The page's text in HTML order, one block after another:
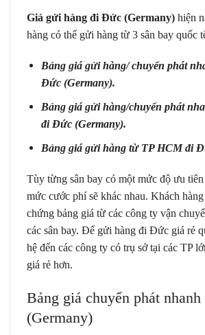
Giá gửi hàng đi Đức (Germany) hiện
hàng có thể gửi hàng từ 3 sân bay quốc
Bảng giá gửi hàng/ chuyển phát
Đức (Germany).
Bảng giá gửi hàng/chuyển phát
đi Đức (Germany).
Bảng giá gửi hàng từ TP HCM đi
Tùy từng sân bay có một mức độ ưu tiên
mức cước phí sẽ khác nhau. Khách
chứng bảng giá từ các công ty vận
các sân bay. Để gửi hàng đi Đức giá rẻ
hệ đến các công ty có trụ sở tại các TP
giá rẻ hơn.
Bảng giá chuyển phát
(Germany)